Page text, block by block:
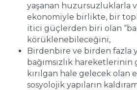
yaşanan huzursuzluklarla
ekonomiyle birlikte, bir
itici güçlerden biri olan
körüklenebileceğini,
Birdenbire ve birden fazla
bağımsızlık
kırılgan hale gelecek olan
sosyolojik yapıların